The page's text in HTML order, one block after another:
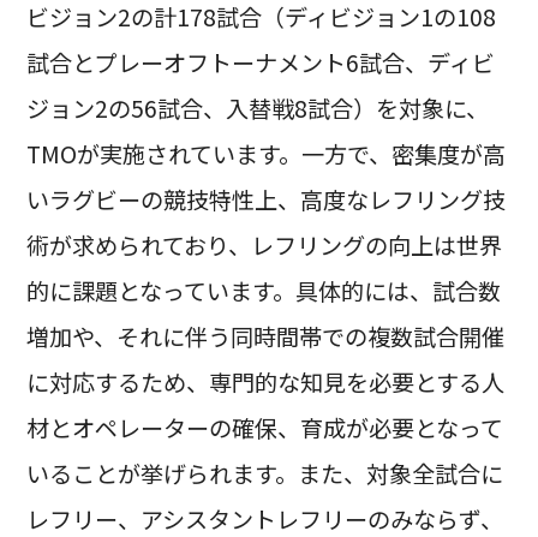
ビジョン2の計178試合（ディビジョン1の108
試合とプレーオフトーナメント6試合、ディビ
ジョン2の56試合、入替戦8試合）を対象に、
TMOが実施されています。一方で、密集度が高
いラグビーの競技特性上、高度なレフリング技
術が求められており、レフリングの向上は世界
的に課題となっています。具体的には、試合数
増加や、それに伴う同時間帯での複数試合開催
に対応するため、専門的な知見を必要とする人
材とオペレーターの確保、育成が必要となって
いることが挙げられます。また、対象全試合に
レフリー、アシスタントレフリーのみならず、